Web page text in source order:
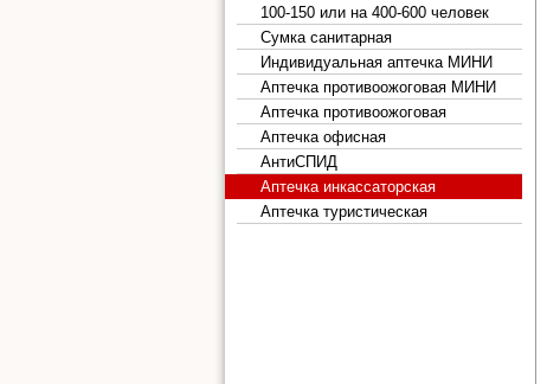
100-150 или на 400-600 человек
Сумка санитарная
Индивидуальная аптечка МИНИ
Аптечка противоожоговая МИНИ
Аптечка противоожоговая
Аптечка офисная
АнтиСПИД
Аптечка инкассаторская
Аптечка туристическая